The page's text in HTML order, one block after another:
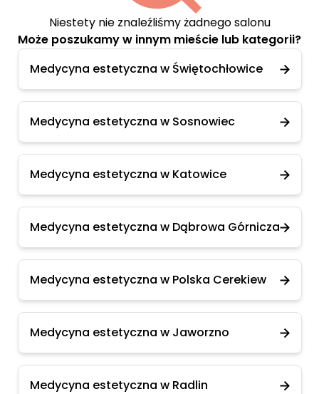
Niestety nie znaleźliśmy żadnego salonu
Może poszukamy w innym mieście lub kategorii?
Medycyna estetyczna w Świętochłowice
Medycyna estetyczna w Sosnowiec
Medycyna estetyczna w Katowice
Medycyna estetyczna w Dąbrowa Górnicza
Medycyna estetyczna w Polska Cerekiew
Medycyna estetyczna w Jaworzno
Medycyna estetyczna w Radlin